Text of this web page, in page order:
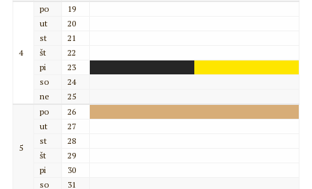
4
po
19
ut
20
st
21
št
22
pi
23
so
24
ne
25
5
po
26
ut
27
st
28
št
29
pi
30
so
31